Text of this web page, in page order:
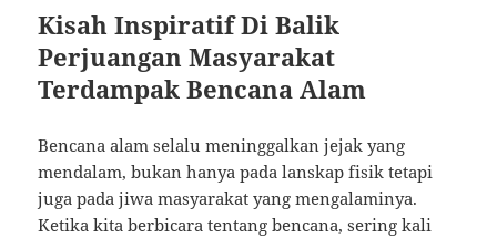
Kisah Inspiratif Di Balik
Perjuangan Masyarakat
Terdampak Bencana Alam
Bencana alam selalu meninggalkan jejak yang
mendalam, bukan hanya pada lanskap fisik tetapi
juga pada jiwa masyarakat yang mengalaminya.
Ketika kita berbicara tentang bencana, sering kali